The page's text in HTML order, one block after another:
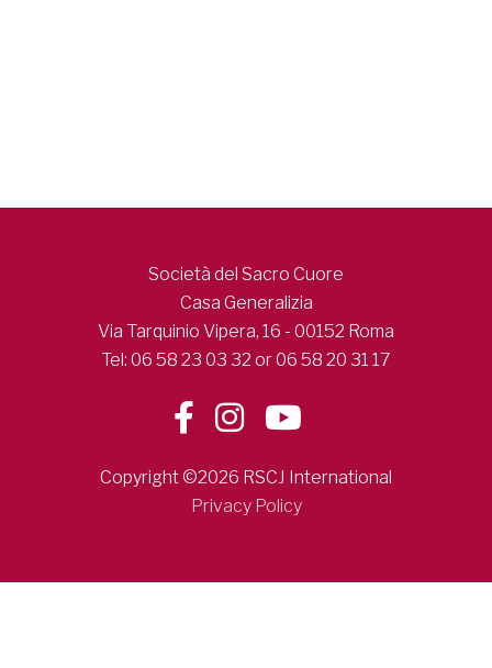
Società del Sacro Cuore
Casa Generalizia
Via Tarquinio Vipera, 16 - 00152 Roma
Tel: 06 58 23 03 32 or 06 58 20 31 17
Copyright ©2026 RSCJ International
Privacy Policy